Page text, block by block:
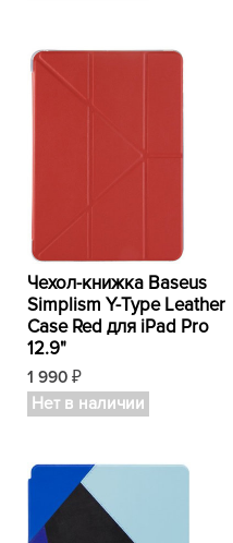
Чехол-книжка Baseus
Simplism Y-Type Leather
Case Red для iPad Pro
12.9"
1 990 ₽
Нет в наличии